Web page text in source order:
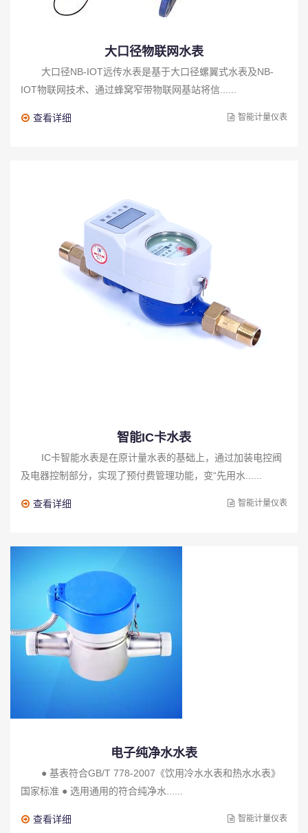
大口径物联网水表
大口径NB-IOT远传水表是基于大口径螺翼式水表及NB-
IOT物联网技术、通过蜂窝窄带物联网基站将信......
查看详细 智能计量仪表
智能IC卡水表
IC卡智能水表是在原计量水表的基础上，通过加装电控阀
及电器控制部分，实现了预付费管理功能，变“先用水......
查看详细 智能计量仪表
电子纯净水水表
● 基表符合GB/T 778-2007《饮用冷水水表和热水水表》
国家标准 ● 选用通用的符合纯净水......
查看详细 智能计量仪表